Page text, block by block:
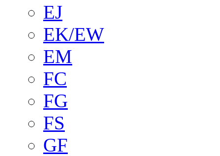
EJ
EK/EW
EM
FC
FG
FS
GF